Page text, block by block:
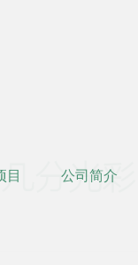
目 公司简介
分光彩